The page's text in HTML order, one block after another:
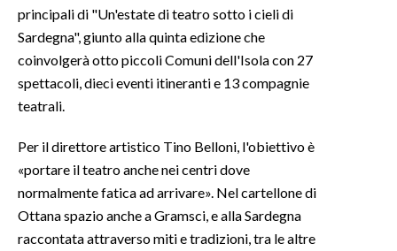
principali di "Un'estate di teatro sotto i cieli di
Sardegna", giunto alla quinta edizione che
coinvolgerà otto piccoli Comuni dell'Isola con 27
spettacoli, dieci eventi itineranti e 13 compagnie
teatrali.
Per il direttore artistico Tino Belloni, l'obiettivo è
«portare il teatro anche nei centri dove
normalmente fatica ad arrivare». Nel cartellone di
Ottana spazio anche a Gramsci, e alla Sardegna
raccontata attraverso miti e tradizioni, tra le altre